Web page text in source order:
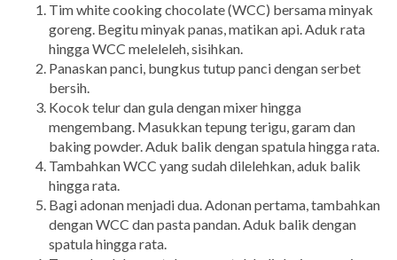
Tim white cooking chocolate (WCC) bersama minyak
goreng. Begitu minyak panas, matikan api. Aduk rata
hingga WCC meleleleh, sisihkan.
Panaskan panci, bungkus tutup panci dengan serbet
bersih.
Kocok telur dan gula dengan mixer hingga
mengembang. Masukkan tepung terigu, garam dan
baking powder. Aduk balik dengan spatula hingga rata.
Tambahkan WCC yang sudah dilelehkan, aduk balik
hingga rata.
Bagi adonan menjadi dua. Adonan pertama, tambahkan
dengan WCC dan pasta pandan. Aduk balik dengan
spatula hingga rata.